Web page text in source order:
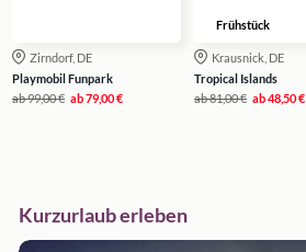
Zirndorf, DE
Playmobil Funpark
ab99,00 € ab79,00 €
Frühstück
Krausnick, DE
Tropical Islands
ab81,00 € ab48,50 €
Kurzurlaub erleben